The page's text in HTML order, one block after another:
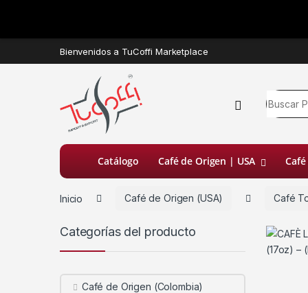
Bienvenidos a TuCoffi Marketplace
Catálogo Café de Origen | USA
Inicio Café de Origen (USA) Café
Categorías del producto
Café de Origen (Colombia)